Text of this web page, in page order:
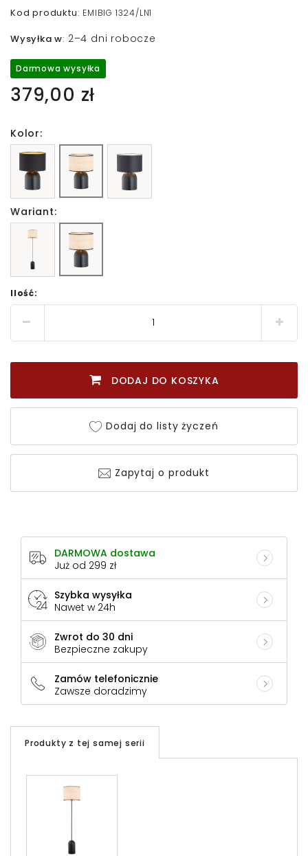
Kod produktu: EMIBIG 1324/LN1
Wysyłka w: 2–4 dni robocze
Darmowa wysyłka
379,00 zł
Kolor:
Wariant:
Ilość:
DODAJ DO KOSZYKA
Dodaj do listy życzeń
Zapytaj o produkt
DARMOWA dostawa
Już od 299 zł
Szybka wysyłka
Nawet w 24h
Zwrot do 30 dni
Bezpieczne zakupy
Zamów telefonicznie
Zawsze doradzimy
Produkty z tej samej serii